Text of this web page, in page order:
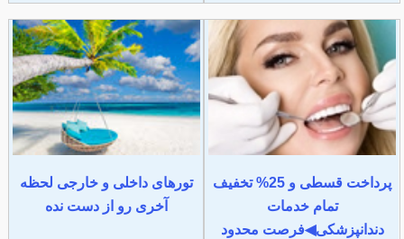
پرداخت قسطی و 25% تخفیف
تمام خدمات
دندانپزشکی◀فرصت محدود
تورهای داخلی و خارجی لحظه
آخری رو از دست نده